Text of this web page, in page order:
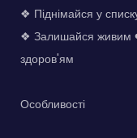
❖ Піднімайся у
❖ Залишайся живим
здоров'ям
Особливості